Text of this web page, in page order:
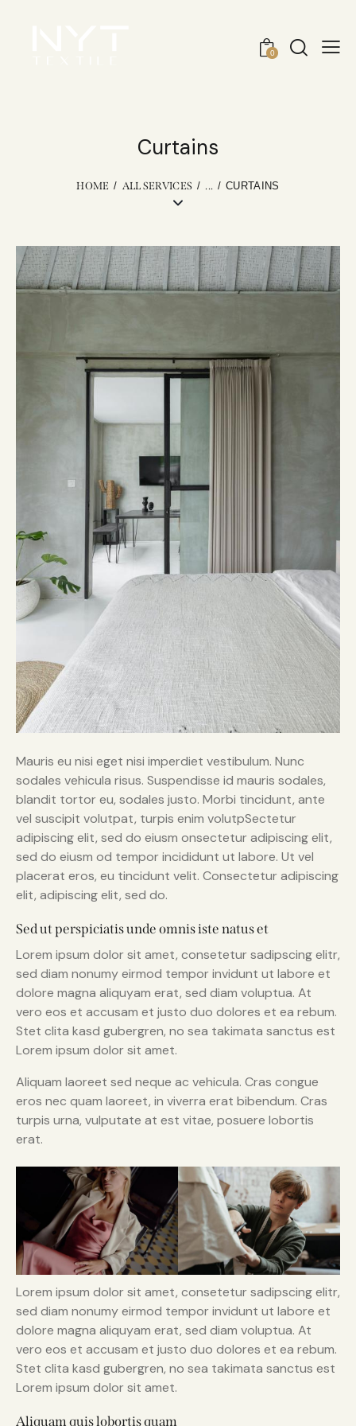
0
Curtains
HOME ALL SERVICES ... CURTAINS
Mauris eu nisi eget nisi imperdiet vestibulum. Nunc
sodales vehicula risus. Suspendisse id mauris sodales,
blandit tortor eu, sodales justo. Morbi tincidunt, ante
vel suscipit volutpat, turpis enim volutpSectetur
adipiscing elit, sed do eiusm onsectetur adipiscing elit,
sed do eiusm od tempor incididunt ut labore. Ut vel
placerat eros, eu tincidunt velit. Consectetur adipiscing
elit, adipiscing elit, sed do.
Sed ut perspiciatis unde omnis iste natus et
Lorem ipsum dolor sit amet, consetetur sadipscing elitr,
sed diam nonumy eirmod tempor invidunt ut labore et
dolore magna aliquyam erat, sed diam voluptua. At
vero eos et accusam et justo duo dolores et ea rebum.
Stet clita kasd gubergren, no sea takimata sanctus est
Lorem ipsum dolor sit amet.
Aliquam laoreet sed neque ac vehicula. Cras congue
eros nec quam laoreet, in viverra erat bibendum. Cras
turpis urna, vulputate at est vitae, posuere lobortis
erat.
Lorem ipsum dolor sit amet, consetetur sadipscing elitr,
sed diam nonumy eirmod tempor invidunt ut labore et
dolore magna aliquyam erat, sed diam voluptua. At
vero eos et accusam et justo duo dolores et ea rebum.
Stet clita kasd gubergren, no sea takimata sanctus est
Lorem ipsum dolor sit amet.
Aliquam quis lobortis quam